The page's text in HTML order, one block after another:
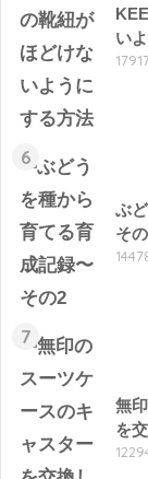
い
6
ぶ
そ
7
無
を